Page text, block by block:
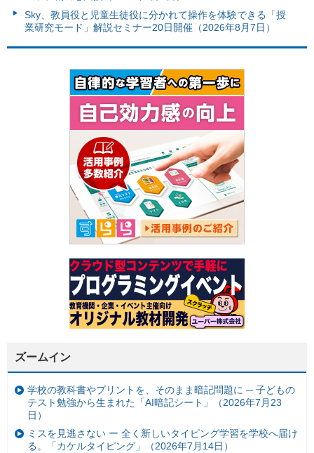
Sky、教員役と児童生徒役に分かれて操作を体験できる「授
業研究モード」解説セミナー20日開催（2026年8月7日）
ズームイン
学校の教科書やプリントを、そのまま暗記問題に ─ 子どもの
テスト勉強から生まれた「AI暗記シート」（2026年7月23
日）
ミスを見逃さない ー 全く新しいタイピング学習を学校へ届け
る。「カケルタイピング」（2026年7月14日）